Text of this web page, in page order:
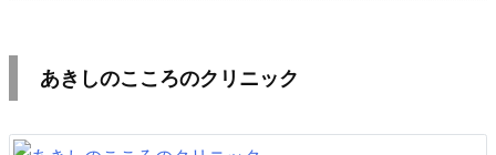
あきしのこころのクリニック